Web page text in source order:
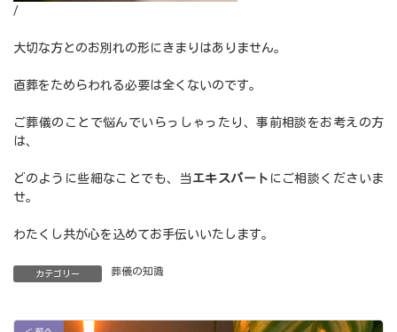
/
大切な方とのお別れの形にきまりはありません。
直葬をためらわれる必要は全くないのです。
ご葬儀のことで悩んでいらっしゃったり、事前相談をお考えの方
は、
どのように些細なことでも、当エキスパート にご相談くださいま
せ。
わたくし共が心を込めてお手伝いいたします。
カテゴリー 葬儀の知識